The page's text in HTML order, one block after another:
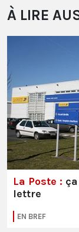
À LIRE
La Poste :
lettre
EN BREF